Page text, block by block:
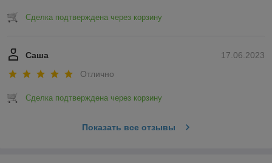
Сделка подтверждена через корзину
17.06.2023
Саша
Отлично
Сделка подтверждена через корзину
Показать все отзывы